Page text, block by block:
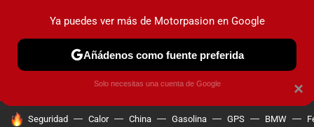
PRUEBAS COCHES ELÉCTRICOS OBSERVATORIO
HOY SE HABLA DE
Seguridad Calor China Gasolina GPS BMW
×
Ya puedes ver más de Motorpasion en Google
Añádenos como fuente preferida
Solo necesitas una cuenta de Google